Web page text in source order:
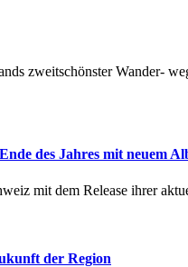
zweitschönster Wander-
des Jahres mit neuem
mit dem Release ihrer
der Region